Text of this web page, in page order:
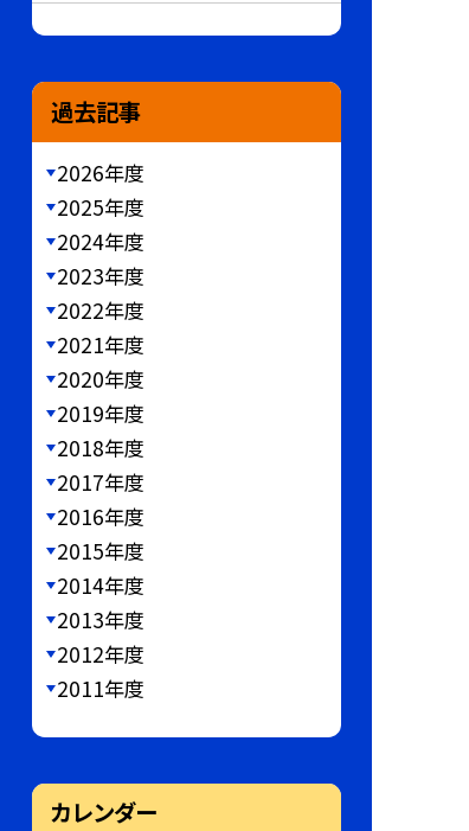
過去記事
2026年度
2025年度
2024年度
2023年度
2022年度
2021年度
2020年度
2019年度
2018年度
2017年度
2016年度
2015年度
2014年度
2013年度
2012年度
2011年度
カレンダー